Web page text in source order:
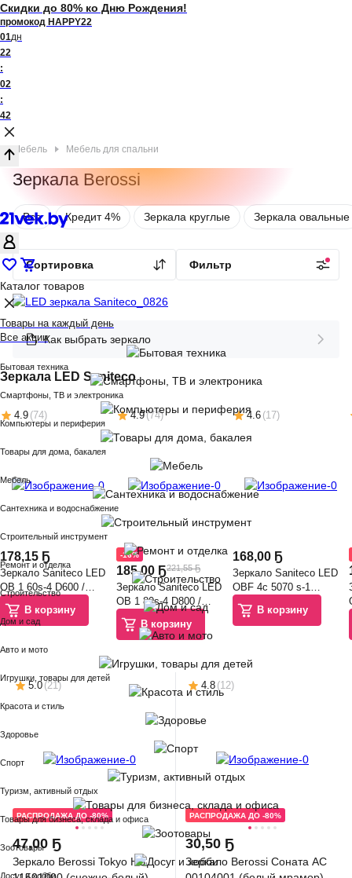
Скидки до 80% ко Дню Рождения!
промокод HAPPY22
01дн
22
:
02
:
42
Каталог товаров
Товары на каждый день
Все акции
Бытовая техника
Смартфоны, ТВ и электроника
Компьютеры и периферия
Товары для дома, бакалея
Мебель
Сантехника и водоснабжение
Строительный инструмент
Ремонт и отделка
Строительство
Дом и сад
Авто и мото
Игрушки, товары для детей
Красота и стиль
Здоровье
Спорт
Туризм, активный отдых
Товары для бизнеса, склада и офиса
Зоотовары
Досуг и хобби
Мебель для спальни
Мебель
Зеркала Berossi
Все Кредит 4% Зеркала круглые Зеркала овальные
Сортировка Фильтр
Как выбрать зеркало
Зеркала LED Saniteco
4.9 (74)
178,15 Ҕ
Зеркало Saniteco LED
OB 1 60s-4 D600 /
11121270
В корзину
4.9(74)
-16%
185,00 Ҕ221,55 Ҕ
Зеркало Saniteco LED
OB 1 80s-4 D800 /
11121272
В корзину
4.6 (17)
168,00 Ҕ
Зеркало Saniteco LED
OBF 4с 5070 s-1
700х500 / 11125060
В корзину
5.0(21)
РАСПРОДАЖА ДО -80%
47,00 Ҕ
Зеркало Berossi Tokyo НВ
4.8 (12)
РАСПРОДАЖА ДО -80%
30,50 Ҕ
Зеркало Berossi Соната АС